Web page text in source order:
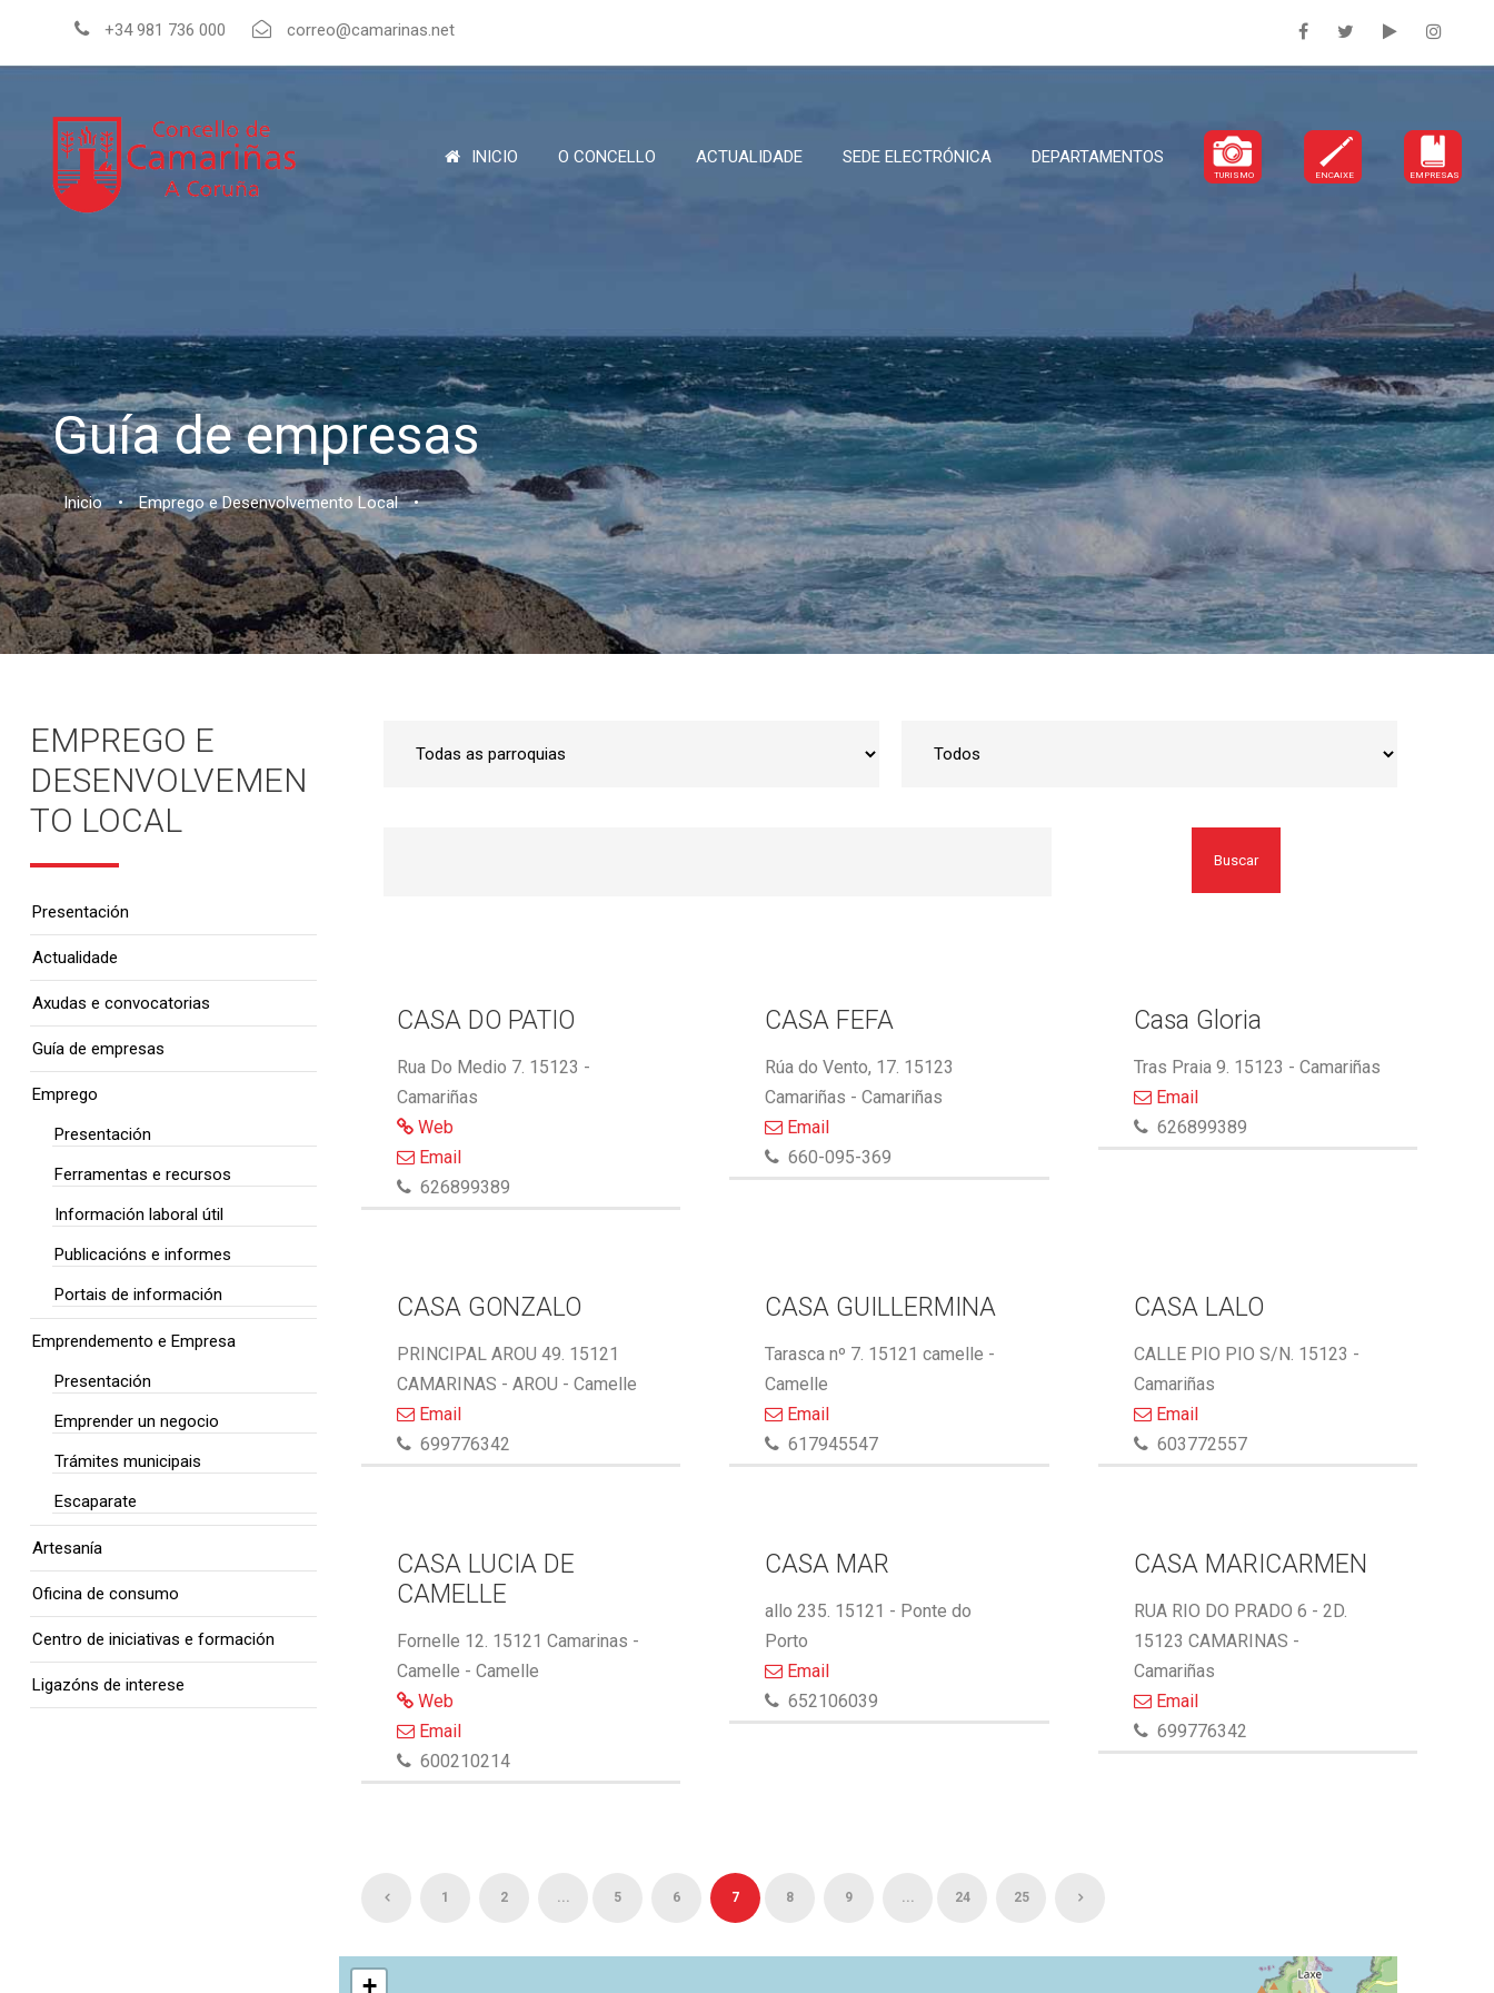
+34 981 736 000 correo@camarinas.net
INICIO O CONCELLO ACTUALIDADE SEDE ELECTRÓNICA DEPARTAMENTOS
TURISMO ENCAIXE EMPRESAS
Guía de empresas
Inicio • Emprego e Desenvolvemento Local •
Buscar
CASA DO PATIO
Rua Do Medio 7. 15123 -
Camariñas
Web
Email
626899389
CASA FEFA
Rúa do Vento, 17. 15123
Camariñas - Camariñas
Email
660-095-369
Casa Gloria
Tras Praia 9. 15123 - Camariñas
Email
626899389
CASA GONZALO
PRINCIPAL AROU 49. 15121
CAMARINAS - AROU - Camelle
Email
699776342
CASA GUILLERMINA
Tarasca nº 7. 15121 camelle -
Camelle
Email
617945547
CASA LALO
CALLE PIO PIO S/N. 15123 -
Camariñas
Email
603772557
CASA LUCIA DE
CAMELLE
Fornelle 12. 15121 Camarinas -
Camelle - Camelle
Web
Email
600210214
CASA MAR
allo 235. 15121 - Ponte do
Porto
Email
652106039
CASA MARICARMEN
RUA RIO DO PRADO 6 - 2D.
15123 CAMARINAS -
Camariñas
Email
699776342
1 2 ... 5 6 7 8 9 ... 24 25
+
EMPREGO E
DESENVOLVEMEN
TO LOCAL
Presentación
Actualidade
Axudas e convocatorias
Guía de empresas
Emprego
Presentación
Ferramentas e recursos
Información laboral útil
Publicacións e informes
Portais de información
Emprendemento e Empresa
Presentación
Emprender un negocio
Trámites municipais
Escaparate
Artesanía
Oficina de consumo
Centro de iniciativas e formación
Ligazóns de interese